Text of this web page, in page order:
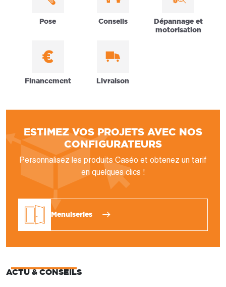
Pose Conseils
Dépannage et
motorisation
Financement Livraison
ESTIMEZ VOS PROJETS AVEC NOS
CONFIGURATEURS
Personnalisez les produits Caséo et obtenez un tarif
en quelques clics !
Menuiseries
ACTU & CONSEILS